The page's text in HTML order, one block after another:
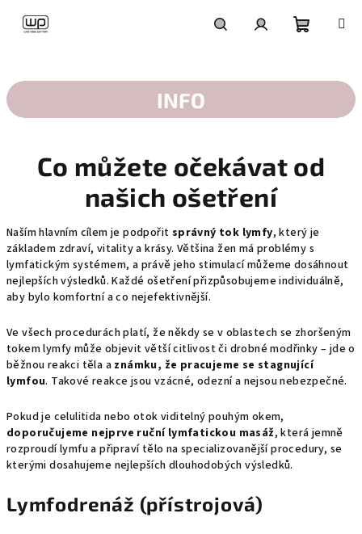
INFO
Co můžete očekávat od
našich ošetření
Naším hlavním cílem je podpořit správný tok lymfy, který je
základem zdraví, vitality a krásy. Většina žen má problémy s
lymfatickým systémem, a právě jeho stimulací můžeme dosáhnout
nejlepších výsledků. Každé ošetření přizpůsobujeme individuálně,
aby bylo komfortní a co nejefektivnější.
Ve všech procedurách platí, že někdy se v oblastech se zhoršeným
tokem lymfy může objevit větší citlivost či drobné modřinky – jde o
běžnou reakci těla a známku, že pracujeme se stagnující
lymfou. Takové reakce jsou vzácné, odezní a nejsou nebezpečné.
Pokud je celulitida nebo otok viditelný pouhým okem,
doporučujeme nejprve ruční lymfatickou masáž, která jemně
rozproudí lymfu a připraví tělo na specializovanější procedury, se
kterými dosahujeme nejlepších dlouhodobých výsledků.
Lymfodrenáž (přístrojová)